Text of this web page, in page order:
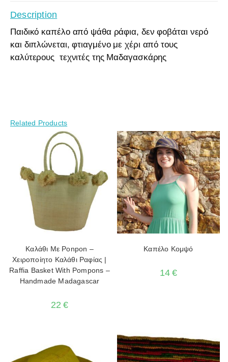
Description
Παιδικό καπέλο από ψάθα ράφια, δεν φοβάται νερό
και διπλώνεται, φτιαγμένο με χέρι από τους
καλύτερους τεχνιτές της Μαδαγασκάρης
Related Products
Καλάθι Με Ponpon –
Χειροποίητο Καλάθι Ραφίας |
Raffia Basket With Pompons –
Handmade Madagascar
22€
Καπέλο Κομψό
14€